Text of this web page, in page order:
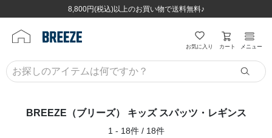
8,800円(税込)以上のお買い物で送料無料♪
ほぼ全品半額！！8/12(水)お昼12:59まで！！
8,800円(税込)以上のお買い物で送料無料♪
ほぼ全品半額！！8/12(水)お昼12:59まで！！
お気に入り カート メニュー
BREEZE（ブリーズ） キッズ スパッツ・レギンス
1 - 18件 / 18件